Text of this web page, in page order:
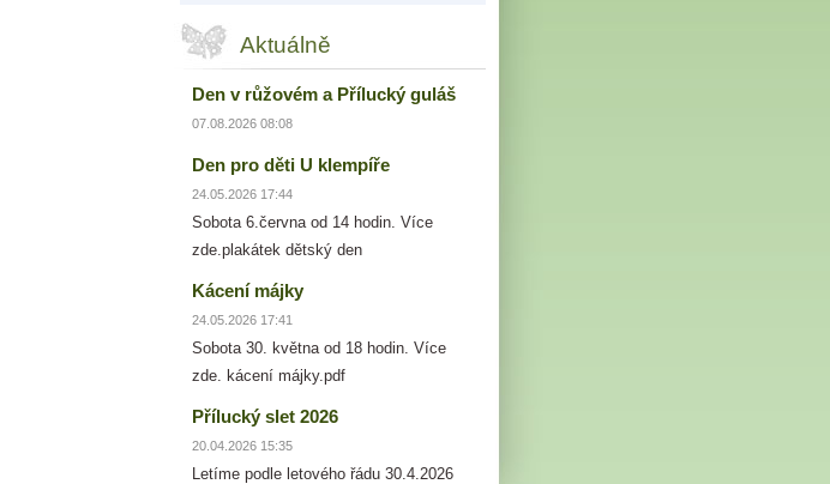
Aktuálně
Den v růžovém a Přílucký guláš
07.08.2026 08:08
Den pro děti U klempíře
24.05.2026 17:44
Sobota 6.června od 14 hodin. Více
zde.plakátek dětský den
Kácení májky
24.05.2026 17:41
Sobota 30. května od 18 hodin. Více
zde. kácení májky.pdf
Přílucký slet 2026
20.04.2026 15:35
Letíme podle letového řádu 30.4.2026